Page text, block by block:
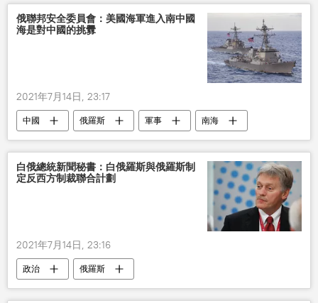
俄聯邦安全委員會：美國海軍進入南中國
海是對中國的挑釁
2021年7月14日, 23:17
中國 俄羅斯 軍事
南海
美國海軍
挑釁
白俄總統新聞秘書：白俄羅斯與俄羅斯制
定反西方制裁聯合計劃
2021年7月14日, 23:16
政治 俄羅斯